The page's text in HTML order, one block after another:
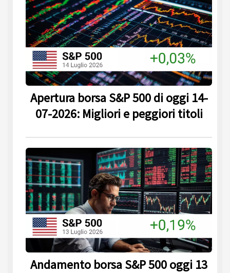
Apertura borsa S&P 500 di oggi 14-
07-2026: Migliori e peggiori titoli
Andamento borsa S&P 500 oggi 13